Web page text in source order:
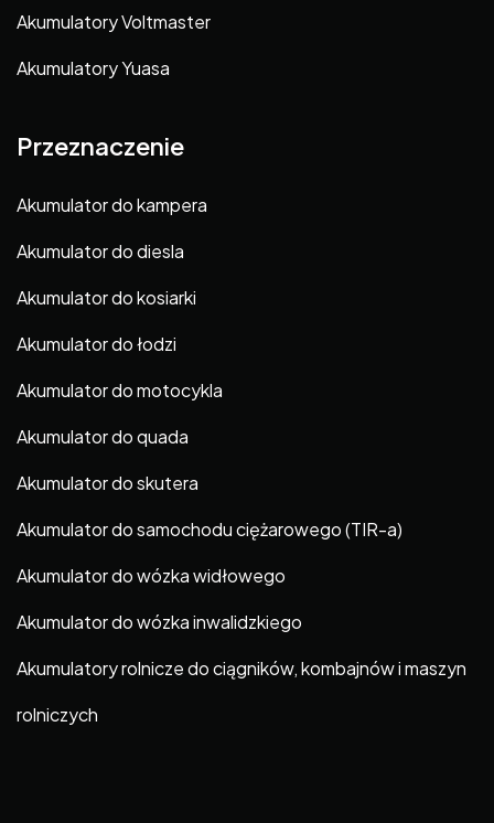
Akumulatory Voltmaster
Akumulatory Yuasa
Przeznaczenie
Akumulator do kampera
Akumulator do diesla
Akumulator do kosiarki
Akumulator do łodzi
Akumulator do motocykla
Akumulator do quada
Akumulator do skutera
Akumulator do samochodu ciężarowego (TIR-a)
Akumulator do wózka widłowego
Akumulator do wózka inwalidzkiego
Akumulatory rolnicze do ciągników, kombajnów i maszyn
rolniczych